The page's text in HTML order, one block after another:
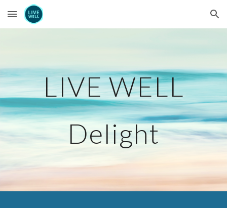
Skip to main content Skip to navigation
LIVE WELL
Delight